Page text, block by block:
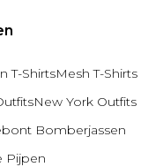
T-ShirtsMesh T-Shirts
New York Outfits
Bomberjassen
Pijpen